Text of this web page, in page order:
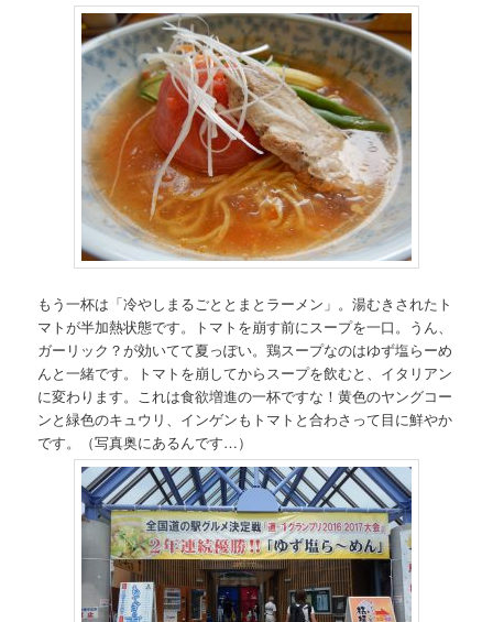
もう一杯は「冷やしまるごととまとラーメン」。湯むきされたト
マトが半加熱状態です。トマトを崩す前にスープを一口。うん、
ガーリック？が効いてて夏っぽい。鶏スープなのはゆず塩らーめ
んと一緒です。トマトを崩してからスープを飲むと、イタリアン
に変わります。これは食欲増進の一杯ですな！黄色のヤングコー
ンと緑色のキュウリ、インゲンもトマトと合わさって目に鮮やか
です。（写真奥にあるんです…）